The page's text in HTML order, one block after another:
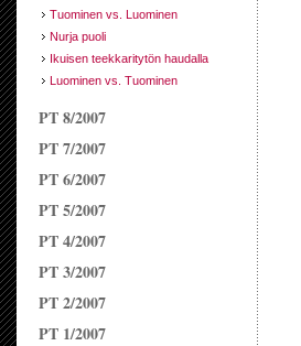
Tuominen vs. Luominen
Nurja puoli
Ikuisen teekkaritytön haudalla
Luominen vs. Tuominen
PT 8/2007
PT 7/2007
PT 6/2007
PT 5/2007
PT 4/2007
PT 3/2007
PT 2/2007
PT 1/2007